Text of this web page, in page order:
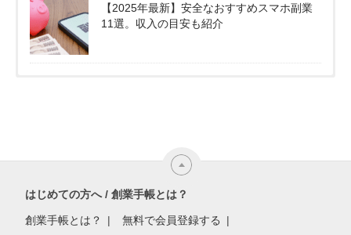
【2025年最新】安全なおすすめスマホ副業
11選。収入の目安も紹介
はじめての方へ / 創業手帳とは？
創業手帳とは？ 無料で会員登録する